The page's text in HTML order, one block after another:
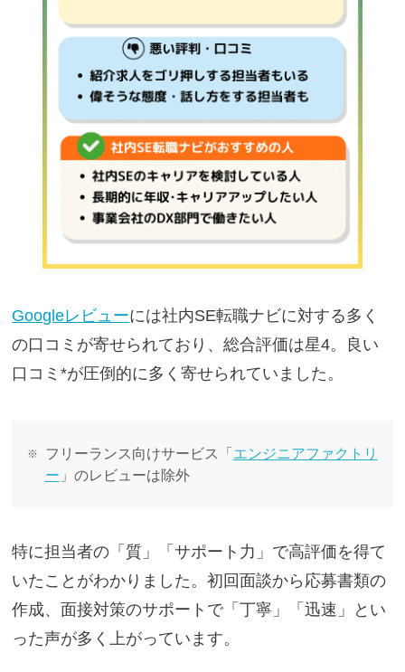
Googleレビューには社内SE転職ナビに対する多く
の口コミが寄せられており、総合評価は星4。良い
口コミ*が圧倒的に多く寄せられていました。
フリーランス向けサービス「エンジニアファクトリ
ー 」のレビューは除外
特に担当者の「質」「サポート力」で高評価を得て
いたことがわかりました。初回面談から応募書類の
作成、面接対策のサポートで「丁寧」「迅速」とい
った声が多く上がっています。